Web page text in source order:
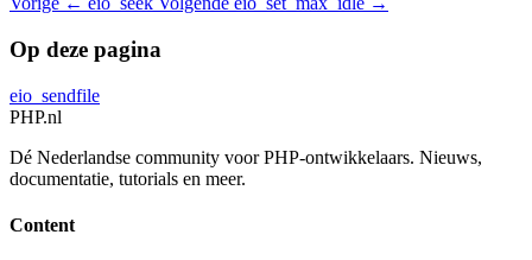
Op deze pagina
eio_sendfile
PHP.nl
Dé Nederlandse community voor PHP-ontwikkelaars. Nieuws,
documentatie, tutorials en meer.
Content